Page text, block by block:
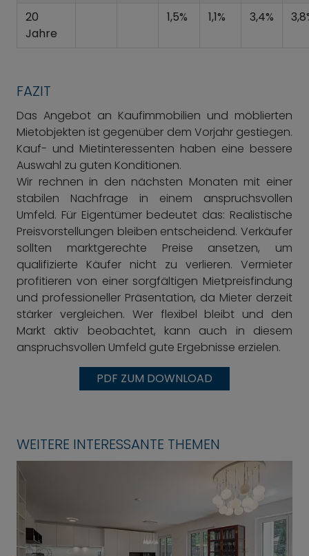
20
Jahre
1,5% 1,1% 3,4%
FAZIT
Das Angebot an Kaufimmobilien und möblierten
Mietobjekten ist gegenüber dem Vorjahr gestiegen.
Kauf- und Mietinteressenten haben eine bessere
Auswahl zu guten Konditionen.
Wir rechnen in den nächsten Monaten mit einer
stabilen Nachfrage in einem anspruchsvollen
Umfeld. Für Eigentümer bedeutet das: Realistische
Preisvorstellungen bleiben entscheidend. Verkäufer
sollten marktgerechte Preise ansetzen, um
qualifizierte Käufer nicht zu verlieren. Vermieter
profitieren von einer sorgfältigen Mietpreisfindung
und professioneller Präsentation, da Mieter derzeit
stärker vergleichen. Wer flexibel bleibt und den
Markt aktiv beobachtet, kann auch in diesem
anspruchsvollen Umfeld gute Ergebnisse erzielen.
PDF ZUM DOWNLOAD
WEITERE INTERESSANTE THEMEN